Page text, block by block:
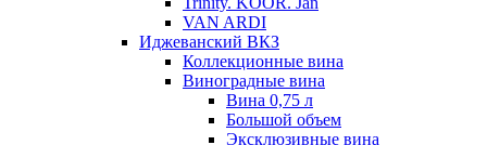
VAN ARDI
Иджеванский ВКЗ
Коллекционные вина
Виноградные вина
Вина 0,75 л
Большой объем
Эксклюзивные вина